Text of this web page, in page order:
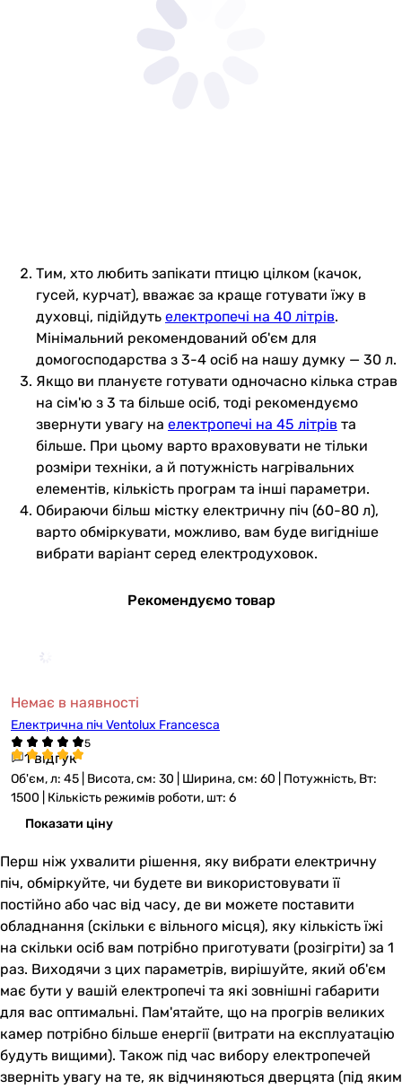
Тим, хто любить запікати птицю цілком (качок,
гусей, курчат), вважає за краще готувати їжу в
духовці, підійдуть електропечі на 40 літрів.
Мінімальний рекомендований об'єм для
домогосподарства з 3-4 осіб на нашу думку — 30 л.
Якщо ви плануєте готувати одночасно кілька страв
на сім'ю з 3 та більше осіб, тоді рекомендуємо
звернути увагу на електропечі на 45 літрів та
більше. При цьому варто враховувати не тільки
розміри техніки, а й потужність нагрівальних
елементів, кількість програм та інші параметри.
Обираючи більш містку електричну піч (60-80 л),
варто обміркувати, можливо, вам буде вигідніше
вибрати варіант серед електродуховок.
Рекомендуємо товар
Немає в наявності
Електрична піч Ventolux Francesca
1 відгук
Об'єм, л: 45 | Висота, см: 30 | Ширина, см: 60 | Потужність, Вт:
1500 | Кількість режимів роботи, шт: 6
Показати ціну
Перш ніж ухвалити рішення, яку вибрати електричну
піч, обміркуйте, чи будете ви використовувати її
постійно або час від часу, де ви можете поставити
обладнання (скільки є вільного місця), яку кількість їжі
на скільки осіб вам потрібно приготувати (розігріти) за 1
раз. Виходячи з цих параметрів, вирішуйте, який об'єм
має бути у вашій електропечі та які зовнішні габарити
для вас оптимальні. Пам'ятайте, що на прогрів великих
камер потрібно більше енергії (витрати на експлуатацію
будуть вищими). Також під час вибору електропечей
зверніть увагу на те, як відчиняються дверцята (під яким